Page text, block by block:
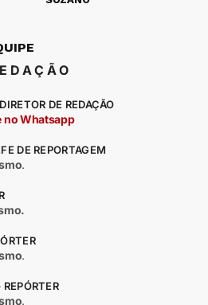
DE REDAÇÃO
no Whatsapp
DE REPORTAGEM
.
.
.